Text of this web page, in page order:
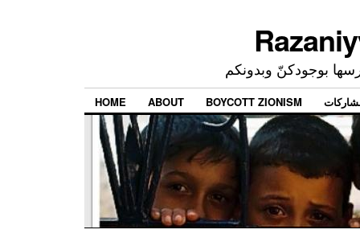
بوجودكنّ وبدونكم
HOME ABOUT BOYCOTT ZIONISM